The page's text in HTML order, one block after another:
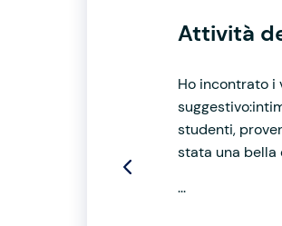
Attività
Ho incontrato i
studenti,
stata una bella
...